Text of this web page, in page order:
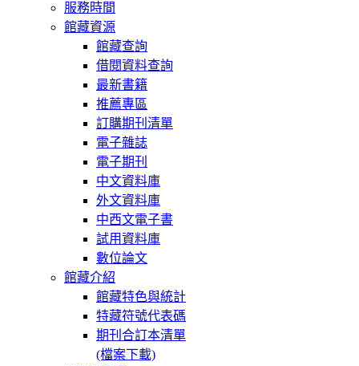
服務時間
館藏資源
館藏查詢
借閱資料查詢
最新書籍
推薦專區
訂購期刊清單
電子雜誌
電子期刊
中文資料庫
外文資料庫
中西文電子書
試用資料庫
數位論文
館藏介紹
館藏特色與統計
特藏符號代表碼
期刊合訂本清單
(檔案下載)